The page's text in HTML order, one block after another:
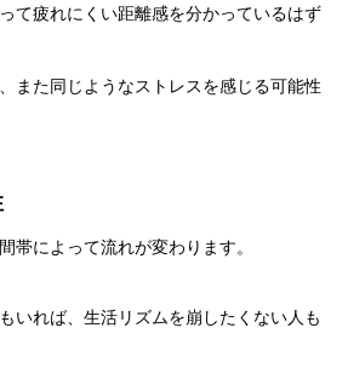
て疲れにくい距離感を分かっているはず
また同じようなストレスを感じる可能性
帯によって流れが変わります。
いれば、生活リズムを崩したくない人も